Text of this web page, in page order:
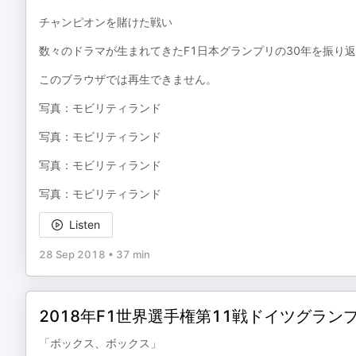
チャンピオンを賭けた戦い
数々のドラマが生まれてきたF1日本グランプリの30年を振り返
このブラウザでは再生できません。
写真：モビリティランド
写真：モビリティランド
写真：モビリティランド
写真：モビリティランド
Listen
28 Sep 2018 • 37 min
2018年F1世界選手権第11戦ドイツグラン
「ボックス、ボックス」